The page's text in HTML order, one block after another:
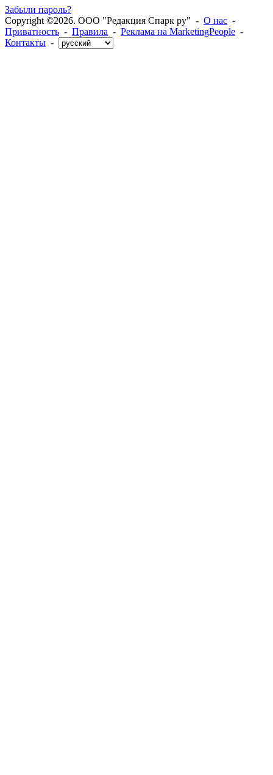
Забыли пароль?
Copyright ©2026. ООО "Редакция Спарк ру" - О нас -
Приватность - Правила - Реклама на MarketingPeople -
Контакты -